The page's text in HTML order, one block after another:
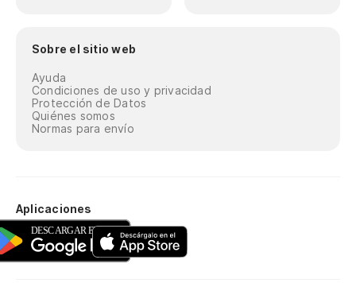
Sobre el sitio web
Ayuda
Condiciones de uso y privacidad
Protección de Datos
Quiénes somos
Normas para envío
Aplicaciones